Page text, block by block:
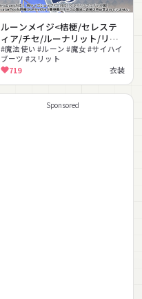
ルーンメイジ<桔梗/セレステ
ィア/チセ/ルーナリット/リー
ファ/エポナ/うるる/猫山苗/量
産型のらきゃっと>
#魔法使い #ルーン #魔女 #サイハイ
ブーツ #スリット
719 衣装
Sponsored